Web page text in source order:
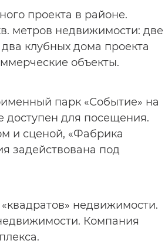
проекта в районе.
метров недвижимости: две
клубных дома проекта
объекты.
парк «Событие» на
доступен для посещения.
и сценой, «Фабрика
задействована под
недвижимости.
Компания